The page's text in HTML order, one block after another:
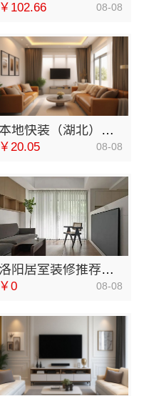
￥102.66 08-08
本地快装（湖北）科技有限公司：本地快捷住宅装修毛坯房
￥20.05 08-08
洛阳居室装修推荐，河南璟臻环保建材有限公司省心
￥0 08-08